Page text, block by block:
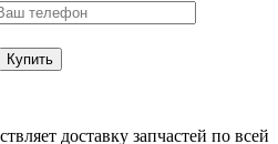
доставку запчастей по всей